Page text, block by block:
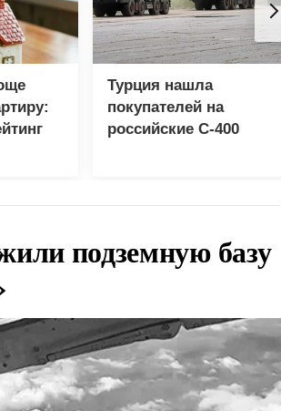
Турция нашла
покупателей на
российские C-400
подземную базу